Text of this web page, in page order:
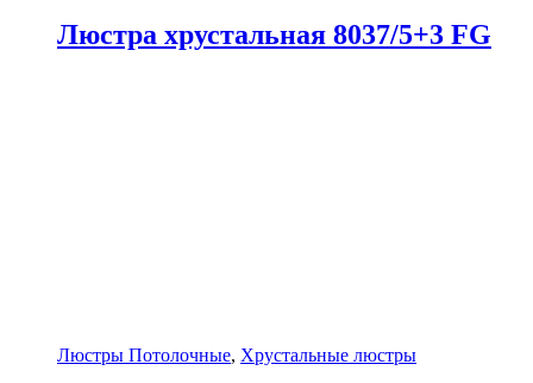
Люстра хрустальная 8037/5+3 FG
Люстры Потолочные, Хрустальные люстры